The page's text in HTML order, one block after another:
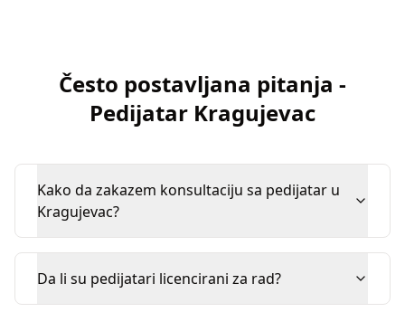
Često postavljana pitanja -
Pedijatar Kragujevac
Kako da zakazem konsultaciju sa pedijatar u
Kragujevac?
Da li su pedijatari licencirani za rad?